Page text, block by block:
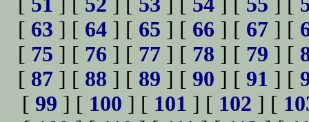
[ 63 ] [ 64 ] [ 65 ] [ 66 ] [ 67 ] [
[ 75 ] [ 76 ] [ 77 ] [ 78 ] [ 79 ] [
[ 87 ] [ 88 ] [ 89 ] [ 90 ] [ 91 ] [
[ 99 ] [ 100 ] [ 101 ] [ 102 ] [